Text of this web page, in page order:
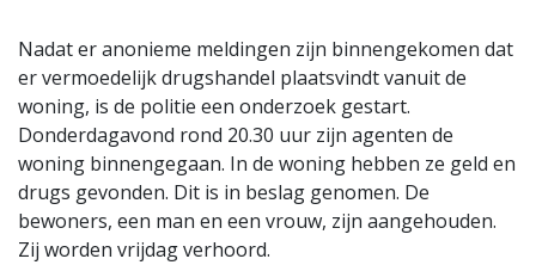
Nadat er anonieme meldingen zijn binnengekomen dat
er vermoedelijk drugshandel plaatsvindt vanuit de
woning, is de politie een onderzoek gestart.
Donderdagavond rond 20.30 uur zijn agenten de
woning binnengegaan. In de woning hebben ze geld en
drugs gevonden. Dit is in beslag genomen. De
bewoners, een man en een vrouw, zijn aangehouden.
Zij worden vrijdag verhoord.